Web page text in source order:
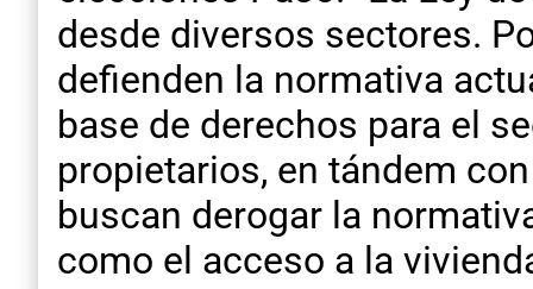
desde diversos sectores.
defienden la normativa
base de derechos para el
propietarios, en tándem
buscan derogar la
como el acceso a la